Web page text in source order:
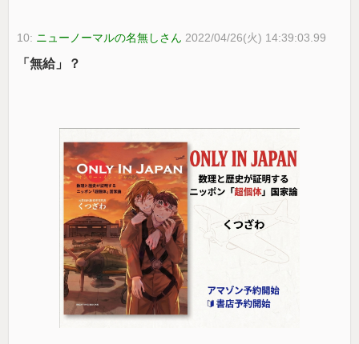
10: ニューノーマルの名無しさん 2022/04/26(火) 14:39:03.99
「無給」？